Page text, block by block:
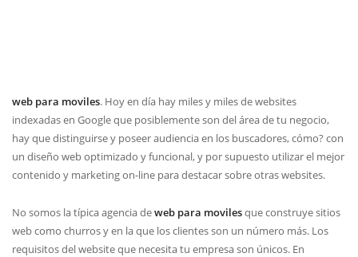
web para moviles. Hoy en día hay miles y miles de websites
indexadas en Google que posiblemente son del área de tu negocio,
hay que distinguirse y poseer audiencia en los buscadores, cómo? con
un diseño web optimizado y funcional, y por supuesto utilizar el mejor
contenido y marketing on-line para destacar sobre otras websites.
No somos la típica agencia deweb para movilesque construye sitios
web como churros y en la que los clientes son un número más. Los
requisitos del website que necesita tu empresa son únicos. En